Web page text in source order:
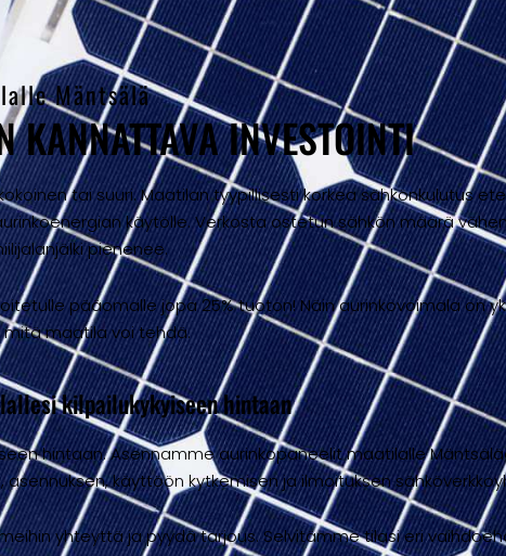
Mäntsälä
KANNATTAVA INVESTOINTI
tai suuri. Maatilan tyypillisesti korkea sähkönkulutus
käytölle. Verkosta ostetun sähkön määrä
pienenee.
pääomalle jopa 25% tuoton! Näin aurinkovoimala on
maatila voi tehdä.
kilpailukykyiseen hintaan
hintaan. Asennamme aurinkopaneelit maatilalle
käyttöön kytkemisen ja ilmoituksen
yhteyttä ja pyydä tarjous. Selvitämme tilasi eri